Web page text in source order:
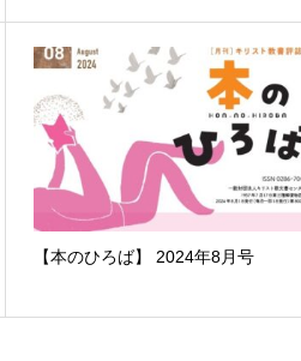
【本のひろば】 2024年8月号